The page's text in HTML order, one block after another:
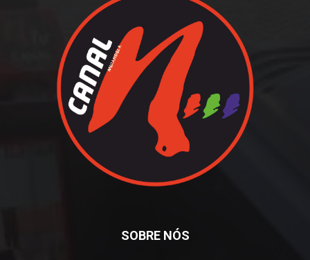
SOBRE NÓS